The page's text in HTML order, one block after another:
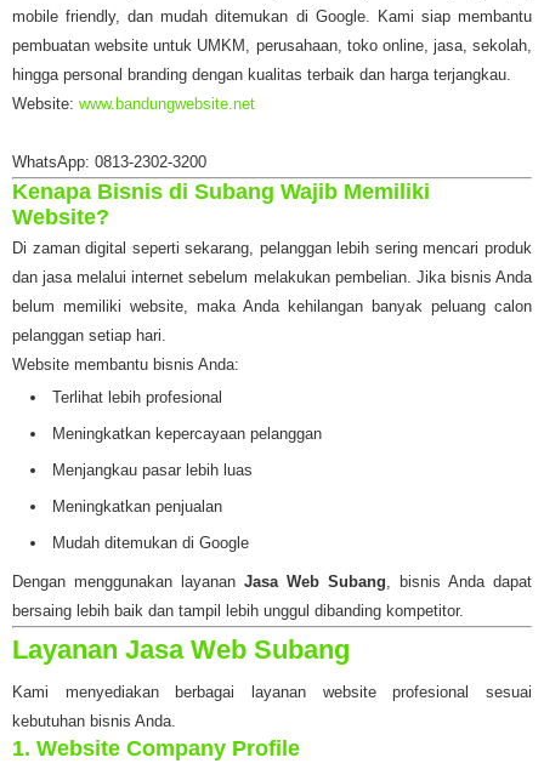
mobile friendly, dan mudah ditemukan di Google. Kami siap membantu
pembuatan website untuk UMKM, perusahaan, toko online, jasa, sekolah,
hingga personal branding dengan kualitas terbaik dan harga terjangkau.
Website: www.bandungwebsite.net
WhatsApp: 0813-2302-3200
Kenapa Bisnis di Subang Wajib Memiliki
Website?
Di zaman digital seperti sekarang, pelanggan lebih sering mencari produk
dan jasa melalui internet sebelum melakukan pembelian. Jika bisnis Anda
belum memiliki website, maka Anda kehilangan banyak peluang calon
pelanggan setiap hari.
Website membantu bisnis Anda:
Terlihat lebih profesional
Meningkatkan kepercayaan pelanggan
Menjangkau pasar lebih luas
Meningkatkan penjualan
Mudah ditemukan di Google
Dengan menggunakan layanan Jasa Web Subang, bisnis Anda dapat
bersaing lebih baik dan tampil lebih unggul dibanding kompetitor.
Layanan Jasa Web Subang
Kami menyediakan berbagai layanan website profesional sesuai
kebutuhan bisnis Anda.
1. Website Company Profile